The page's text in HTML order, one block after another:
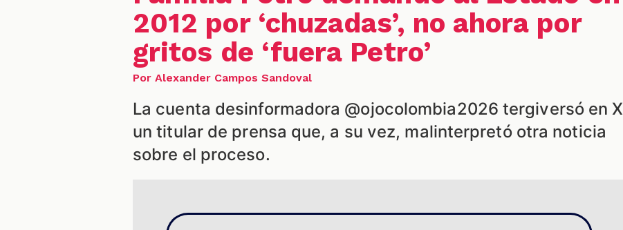
2012 por ‘chuzadas’, no ahora por
gritos de ‘fuera Petro’
Por Alexander Campos Sandoval
La cuenta desinformadora @ojocolombia2026 tergiversó en X
un titular de prensa que, a su vez, malinterpretó otra noticia
sobre el proceso.